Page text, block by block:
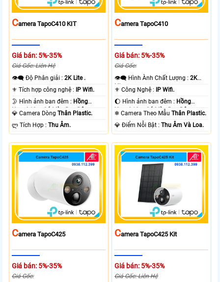
CAmera TapoC410 KIT
Giá bán: 5%-35%
Giá Gốc: Liên Hệ
👁️‍🗨 Độ Phân giải :2K Lite .
⚜️ Tích hợp công nghệ :
IP Wifi.
🌛 Hình ảnh ban đêm : Hồng
Ngoại 10m Có Màu Ban Ðêm.
💎 Camera DòngThân Plastic.
️ლ Tích Hợp :Thu Âm.
CAmera TapoC410
Giá bán: 5%-35%
Giá Gốc:
👁️‍🗨 Hình Ành Chất Lượng :2K
Lite .
⚜️ Công Nghệ :
IP Wifi.
🌔 Hình ảnh ban đêm : Hồng
Ngoại 10m Có Màu Ban Ðêm.
❄ Camera Theo MẫuThân Plastic.
️💎 Điểm Nỗi Bật :Thu Âm Và Loa.
CAmera TapoC425
Giá bán: 5%-35%
Giá Gốc:
CAmera TapoC425 Kit
Giá bán: 5%-35%
Giá Gốc: Liên Hệ